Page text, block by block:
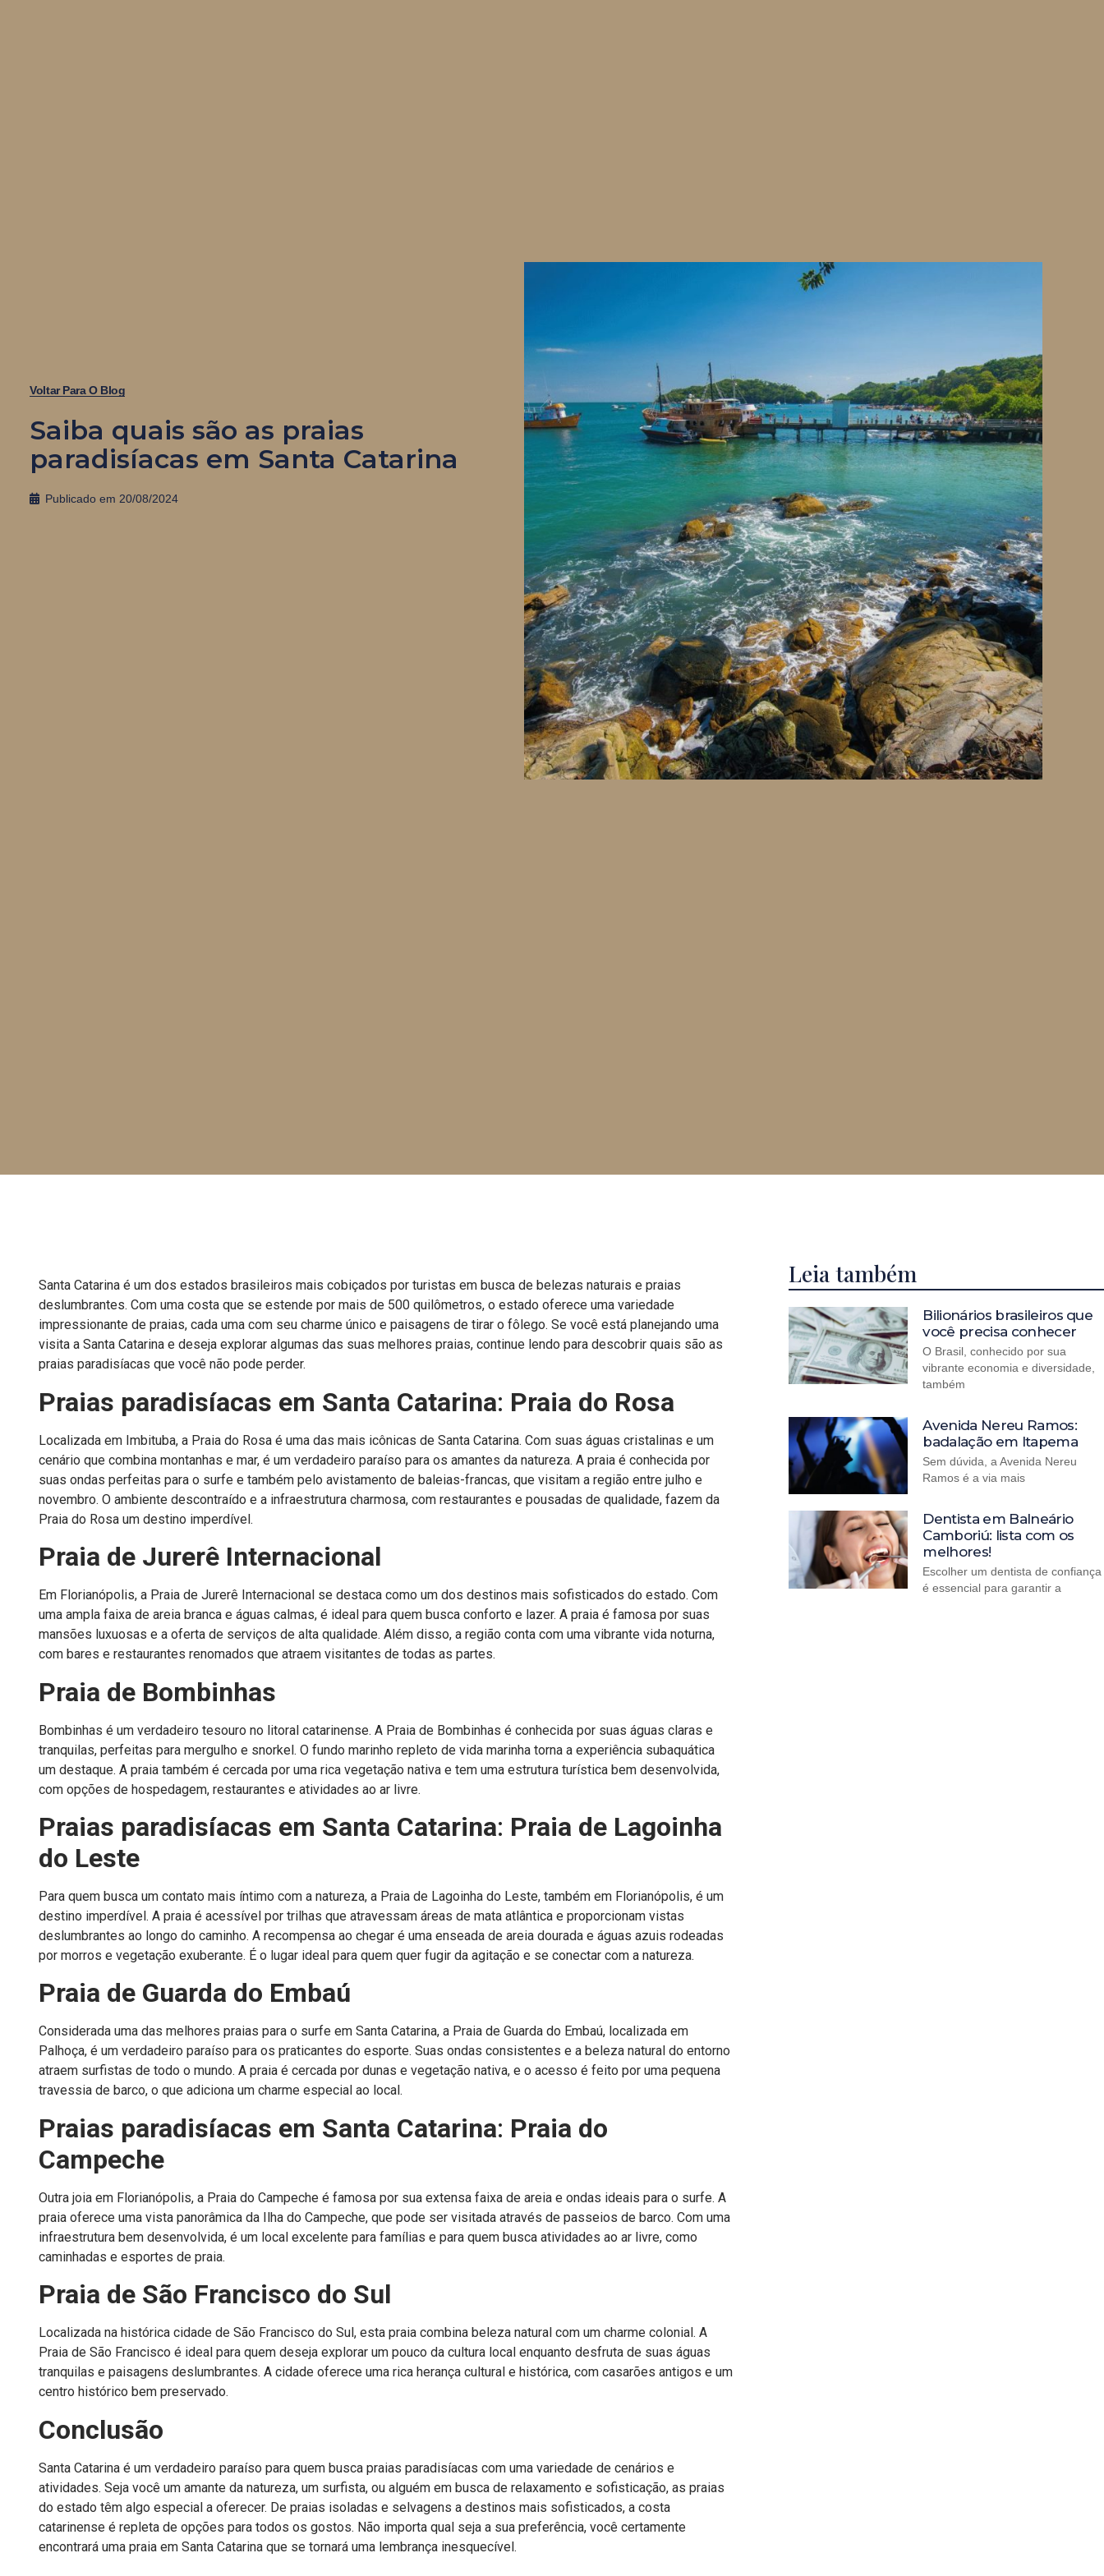
Voltar Para O Blog
Saiba quais são as praias
paradisíacas em Santa Catarina
Publicado em 20/08/2024
Santa Catarina é um dos estados brasileiros mais cobiçados por turistas em busca de belezas naturais e praias
deslumbrantes. Com uma costa que se estende por mais de 500 quilômetros, o estado oferece uma variedade
impressionante de praias, cada uma com seu charme único e paisagens de tirar o fôlego. Se você está planejando uma
visita a Santa Catarina e deseja explorar algumas das suas melhores praias, continue lendo para descobrir quais são as
praias paradisíacas que você não pode perder.
Praias paradisíacas em Santa Catarina: Praia do Rosa
Localizada em Imbituba, a Praia do Rosa é uma das mais icônicas de Santa Catarina. Com suas águas cristalinas e um
cenário que combina montanhas e mar, é um verdadeiro paraíso para os amantes da natureza. A praia é conhecida por
suas ondas perfeitas para o surfe e também pelo avistamento de baleias-francas, que visitam a região entre julho e
novembro. O ambiente descontraído e a infraestrutura charmosa, com restaurantes e pousadas de qualidade, fazem da
Praia do Rosa um destino imperdível.
Praia de Jurerê Internacional
Em Florianópolis, a Praia de Jurerê Internacional se destaca como um dos destinos mais sofisticados do estado. Com
uma ampla faixa de areia branca e águas calmas, é ideal para quem busca conforto e lazer. A praia é famosa por suas
mansões luxuosas e a oferta de serviços de alta qualidade. Além disso, a região conta com uma vibrante vida noturna,
com bares e restaurantes renomados que atraem visitantes de todas as partes.
Praia de Bombinhas
Bombinhas é um verdadeiro tesouro no litoral catarinense. A Praia de Bombinhas é conhecida por suas águas claras e
tranquilas, perfeitas para mergulho e snorkel. O fundo marinho repleto de vida marinha torna a experiência subaquática
um destaque. A praia também é cercada por uma rica vegetação nativa e tem uma estrutura turística bem desenvolvida,
com opções de hospedagem, restaurantes e atividades ao ar livre.
Praias paradisíacas em Santa Catarina: Praia de Lagoinha
do Leste
Para quem busca um contato mais íntimo com a natureza, a Praia de Lagoinha do Leste, também em Florianópolis, é um
destino imperdível. A praia é acessível por trilhas que atravessam áreas de mata atlântica e proporcionam vistas
deslumbrantes ao longo do caminho. A recompensa ao chegar é uma enseada de areia dourada e águas azuis rodeadas
por morros e vegetação exuberante. É o lugar ideal para quem quer fugir da agitação e se conectar com a natureza.
Praia de Guarda do Embaú
Considerada uma das melhores praias para o surfe em Santa Catarina, a Praia de Guarda do Embaú, localizada em
Palhoça, é um verdadeiro paraíso para os praticantes do esporte. Suas ondas consistentes e a beleza natural do entorno
atraem surfistas de todo o mundo. A praia é cercada por dunas e vegetação nativa, e o acesso é feito por uma pequena
travessia de barco, o que adiciona um charme especial ao local.
Praias paradisíacas em Santa Catarina: Praia do
Campeche
Outra joia em Florianópolis, a Praia do Campeche é famosa por sua extensa faixa de areia e ondas ideais para o surfe. A
praia oferece uma vista panorâmica da Ilha do Campeche, que pode ser visitada através de passeios de barco. Com uma
infraestrutura bem desenvolvida, é um local excelente para famílias e para quem busca atividades ao ar livre, como
caminhadas e esportes de praia.
Praia de São Francisco do Sul
Localizada na histórica cidade de São Francisco do Sul, esta praia combina beleza natural com um charme colonial. A
Praia de São Francisco é ideal para quem deseja explorar um pouco da cultura local enquanto desfruta de suas águas
tranquilas e paisagens deslumbrantes. A cidade oferece uma rica herança cultural e histórica, com casarões antigos e um
centro histórico bem preservado.
Conclusão
Santa Catarina é um verdadeiro paraíso para quem busca praias paradisíacas com uma variedade de cenários e
atividades. Seja você um amante da natureza, um surfista, ou alguém em busca de relaxamento e sofisticação, as praias
do estado têm algo especial a oferecer. De praias isoladas e selvagens a destinos mais sofisticados, a costa
catarinense é repleta de opções para todos os gostos. Não importa qual seja a sua preferência, você certamente
encontrará uma praia em Santa Catarina que se tornará uma lembrança inesquecível.
Leia também
Bilionários brasileiros que
você precisa conhecer
O Brasil, conhecido por sua
vibrante economia e diversidade,
também
Avenida Nereu Ramos:
badalação em Itapema
Sem dúvida, a Avenida Nereu
Ramos é a via mais
Dentista em Balneário
Camboriú: lista com os
melhores!
Escolher um dentista de confiança
é essencial para garantir a